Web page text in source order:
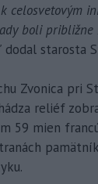
celosvetovým
boli
dodal starosta
Zvonica pri
reliéf
59 mien